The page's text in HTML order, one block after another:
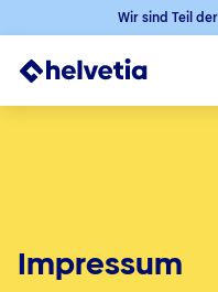
Wir sind Teil
Impressum